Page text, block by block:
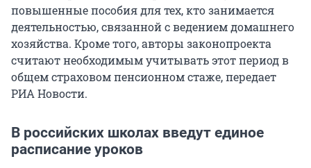
повышенные пособия для тех, кто занимается
деятельностью, связанной с ведением домашнего
хозяйства. Кроме того, авторы законопроекта
считают необходимым учитывать этот период в
общем страховом пенсионном стаже, передает
РИА Новости.
В российских школах введут единое
расписание уроков